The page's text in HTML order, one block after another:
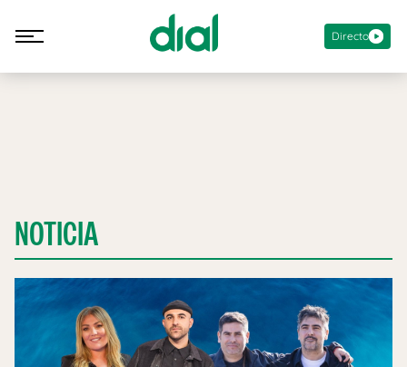
Directo
NOTICIA